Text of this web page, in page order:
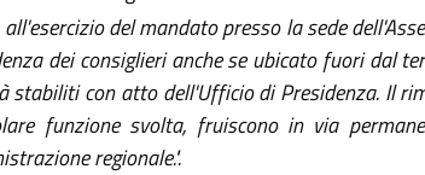
del mandato presso la sede
dei consiglieri anche se ubicato fuori dal
stabiliti con atto dell'Ufficio di Presidenza. Il
funzione svolta, fruiscono in via
regionale.".